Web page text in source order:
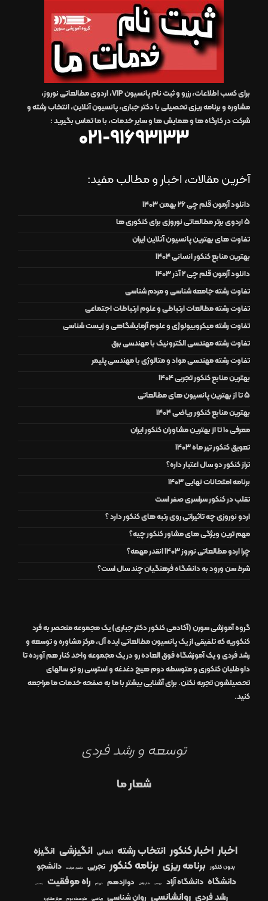
برای کسب اطلاعات، رزرو و ثبت نام پانسیون VIP، اردوی مطالعاتی نوروز،
مشاوره و برنامه ریزی تحصیلی با دکتر جباری، پانسیون آنلاین، انتخاب رشته و
شرکت در کارگاه ها و همایش ها و سایر خدمات،با ما تماس بگیرید:
021-91693133
آخرین مقالات، اخبار و مطالب مفید:
دانلود آزمون قلم چی 26 بهمن 1403
۵ اردوی برتر مطالعاتی نوروزی برای کنکوری ها
تفاوت های بهترین پانسیون آنلاین ایران
بهترین منابع کنکور انسانی 1404
دانلود آزمون قلم چی 2 آذر 1403
تفاوت رشته جامعه شناسی و مردم شناسی
تفاوت رشته مطالعات ارتباطی و علوم ارتباطات اجتماعی
تفاوت رشته میکروبیولوژی و علوم آزمایشگاهی و زیست شناسی
تفاوت رشته مهندسی الکترونیک با مهندسی برق
تفاوت رشته مهندسی مواد و متالوژی با مهندسی پلیمر
بهترین منابع کنکور تجربی 1404
5 تا از بهترین پانسیون های مطالعاتی
بهترین منابع کنکور ریاضی 1404
معرفی 10 تا از بهترین مشاوران کنکور ایران
تعویق کنکور تیر ماه 1403
تراز کنکور دو سال اعتبار داره؟
برنامه امتحانات نهایی 1403
تقلب در کنکور سراسری صفر است
اردو نوروزی چه تاثیراتی روی رتبه های کنکور دارد ؟
مهم ترین ویژگی های مشاور کنکور چیه؟
چرا اردو مطالعاتی نوروز 1403 انقدر مهمه؟
شرط سن ورود به دانشگاه فرهنگیان چند سال است؟
گروه آموزشی سورن (آکادمی کنکور دکتر جباری)یک مجموعه منحصر به فرد
کنکوریه که تلفیقی از یکپانسیون مطالعاتیایده آل،مرکز مشاوره و توسعه و
رشدفردیو یکآموزشگاهفوق العادهرو دریک مجموعه واحدکنار هم آورده تا
داوطلبان کنکوری و متوسطه دوم هیچ دغدغه و استرسی رو تو سالهای
تحصیلشون تجربه نکنن. برای آشنایی بیشتر با ما به صفحهخدمات مامراجعه
کنید.
توسعه و رشد فردی
شعار ما
اخبار اخبار کنکور انتخاب رشته انسانی انگیزشی انگیزه
بدون کنکور برنامه ریزی برنامه کنکور تجربی تکمیل ظرفیت دانشجو
دانشگاه دانشگاه آزاد دبیرستان دندانپزشکی دوازدهم دیپلم راه موفقیت رشته انسانی
رشد فردی روانشانسی روان شناسی ریاضی متوسطه دوم مرکز مشاوره